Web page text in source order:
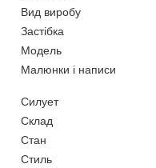
Вид виробу
Застібка
Модель
Малюнки і написи
Силует
Склад
Стан
Стиль